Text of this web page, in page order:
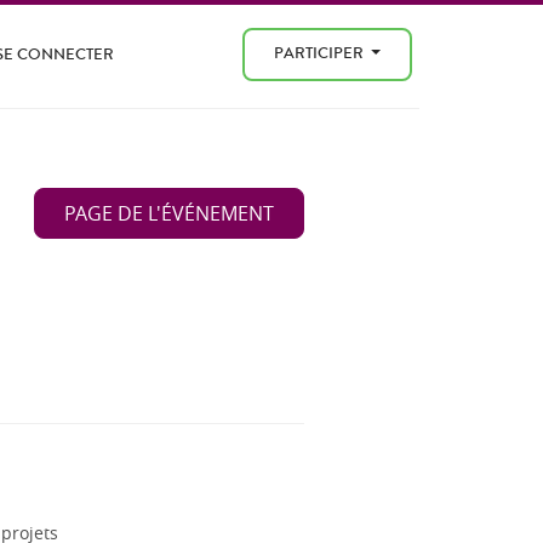
CONNECTER PARTICIPER
PAGE DE L'ÉVÉNEMENT